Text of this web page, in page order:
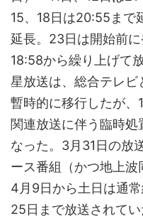
15、18日は20:55まで
延長。23日は開始前
18:58から繰り上げて
星放送は、総合テレビ
暫時的に移行したが、
関連放送に伴う臨時処
なった。3月31日の放
ース番組（かつ地上波
4月9日から土日は通
25日まで放送されて